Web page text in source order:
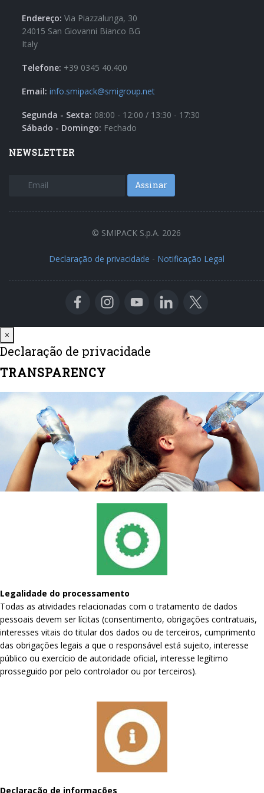
Série XP
Empacotadoras de caixas wrap-around
Aplicadores de alças automáticas
Endereço: Via Piazzalunga, 30
24015 San Giovanni Bianco BG
Italy
Telefone: +39 0345 40.400
Email: info.smipack@smigroup.net
Segunda - Sexta: 08:00 - 12:00 / 13:30 - 17:30
Sábado - Domingo: Fechado
NEWSLETTER
Assinar
© SMIPACK S.p.A. 2026
Declaração de privacidade - Notificação Legal
×
Declaração de privacidade
TRANSPARENCY
Legalidade do processamento
Todas as atividades relacionadas com o tratamento de dados
pessoais devem ser lícitas (consentimento, obrigações contratuais,
interesses vitais do titular dos dados ou de terceiros, cumprimento
das obrigações legais a que o responsável está sujeito, interesse
público ou exercício de autoridade oficial, interesse legítimo
prosseguido por pelo controlador ou por terceiros).
Declaração de informações